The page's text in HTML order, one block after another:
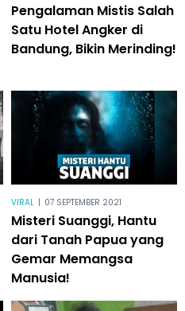
Pengalaman Mistis Salah
Satu Hotel Angker di
Bandung, Bikin Merinding!
VIRAL | 07 SEPTEMBER 2021
Misteri Suanggi, Hantu
dari Tanah Papua yang
Gemar Memangsa
Manusia!